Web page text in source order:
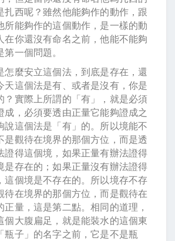
扎西呢？雖然他能夠作的動作，跟
所能夠作的這個動作，是一樣的動
在你還沒有命名之前，他能不能夠
一個問題。
怎麼安立這個法，到底是存在，還
天這個法是有、或者是沒有，你是
？實際上所謂的「有」，就是必須
成，必須要透由正量它能夠證成之
說這個法是「有」的。所以境能不
是觀待在境界的那個方位，而是透
證得這個境，如果正量有辦法證得
是存在的；如果正量沒有辦法證得
這個境是不存在的。所以境存不存
待在境界的那個方位，而是觀待在
正量，這是第二點。相同的道理，
個大腹扁足，就是能裝水的這個東
瓶子」的名字之前，它是不是瓶